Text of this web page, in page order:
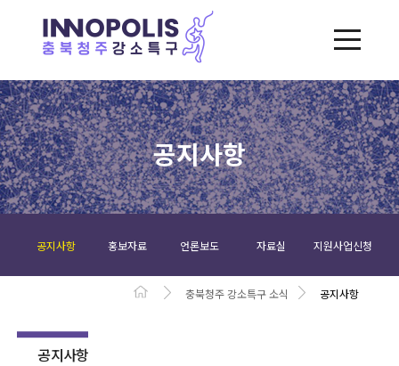
공지사항
공지사항 홍보자료 언론보도 자료실 지원사업신청
충북청주 강소특구 소식 공지사항
공지사항